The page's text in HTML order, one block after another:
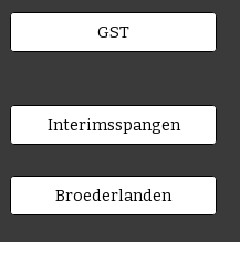
GST
Interimsspangen
Broederlanden